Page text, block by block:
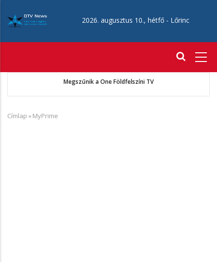
tartalomra
2026. augusztus 10., hétfő - Lőrinc
Megszűnik a One Földfelszíni TV
Morzsa
Címlap »MyPrime